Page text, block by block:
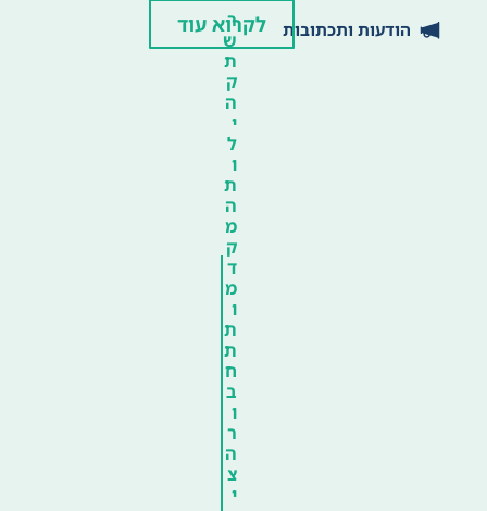
הודעות ותכתובות
ר
ש
ת
ק
ה
י
ל
ו
ת
ה
מ
ק
ד
מ
ו
ת
ת
ח
ב
ו
ר
ה
צ
י
לקרוא עוד